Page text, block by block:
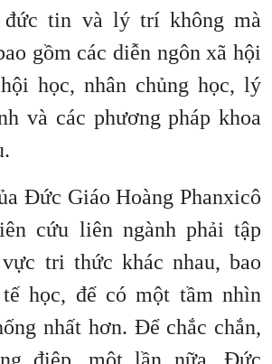
tin và lý trí không mà
gồm các diễn ngôn xã hội
học, nhân chủng học, lý
và các phương pháp khoa
Đức Giáo Hoàng Phanxicô
cứu liên ngành phải tập
tri ​​thức khác nhau, bao
học, để có một tầm nhìn
nhất hơn. Để chắc chắn,